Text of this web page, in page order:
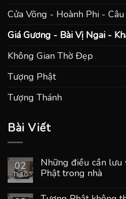
Cửa Võng - Hoành Phi -
Giá Gương - Bài Vị Ngai -
Không Gian Thờ Đẹp
Tượng Phật
Tượng Thánh
Bài Viết
02
Th10
Những điều cần
Phật trong nhà